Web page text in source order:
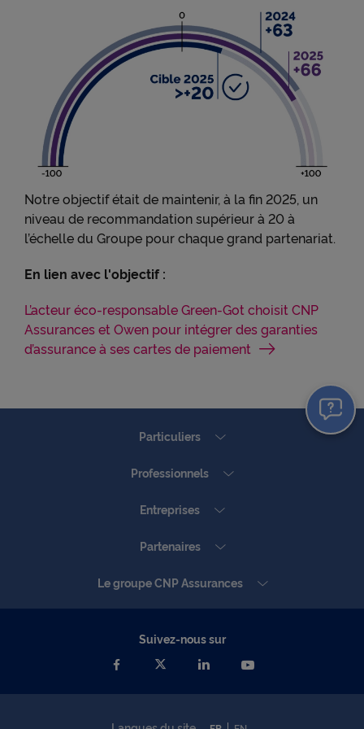
Notre objectif était de maintenir, à la fin 2025, un
niveau de recommandation supérieur à 20 à
l’échelle du Groupe pour chaque grand partenariat.
En lien avec l'objectif :
L’acteur éco-responsable Green-Got choisit CNP
Assurances et Owen pour intégrer des garanties
d’assurance à ses cartes de paiement
Particuliers
Professionnels
Entreprises
Partenaires
Le groupe CNP Assurances
Suivez-nous sur
Pour obtenir plus d'information sur les cookies, vous
pouvez consulter notreCharte relative aux cookies.
En cliquant sur « Continuer sans accepter » vous
indiquez votre refus et seuls les cookies nécessaires
au bon fonctionnement du Site et/ou à vous
apporter un confort de navigation seront déposés.